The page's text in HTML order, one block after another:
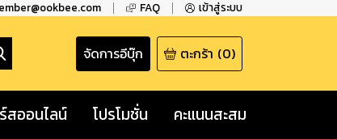
FAQ เข้าสู่ระบบ
จัดการอีบุ๊ก ตะกร้า (0)
สออนไลน์ โปรโมชั่น คะแนนสะสม